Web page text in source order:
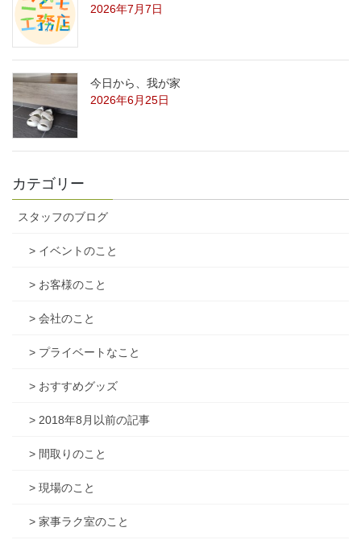
2026年7月7日
今日から、我が家
2026年6月25日
カテゴリー
スタッフのブログ
> イベントのこと
> お客様のこと
> 会社のこと
> プライベートなこと
> おすすめグッズ
> 2018年8月以前の記事
> 間取りのこと
> 現場のこと
> 家事ラク室のこと